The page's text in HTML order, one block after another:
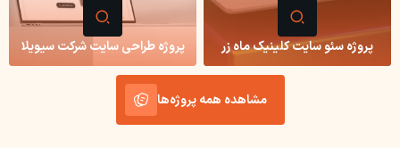
پروژه سئو سایت کلینیک ماه زر پروژه طراحی سایت شرکت سیویلا
مشاهده همه پروژه‌ها